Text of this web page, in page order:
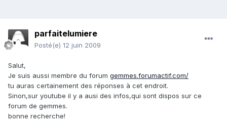
parfaitelumiere
Posté(e) 12 juin 2009
Salut,
Je suis aussi membre du forum gemmes.forumactif.com/
tu auras certainement des réponses à cet endroit.
Sinon,sur youtube il y a ausi des infos,qui sont dispos sur ce
forum de gemmes.
bonne recherche!